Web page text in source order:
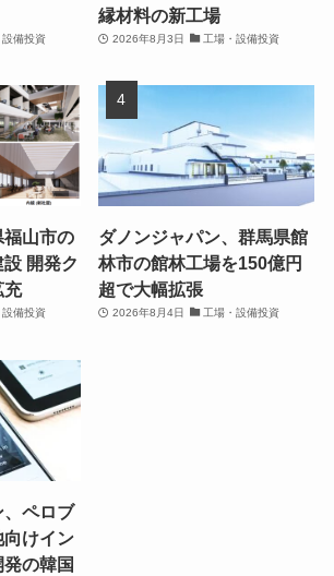
設備投資
縁材料の新工場
2026年8月3日 工場・設備投資
福山市の
開発ク
充
設備投資
ダノンジャパン、群馬県館
林市の館林工場を150億円
超で大幅拡張
2026年8月4日 工場・設備投資
、ペロブ
向けイン
の韓国